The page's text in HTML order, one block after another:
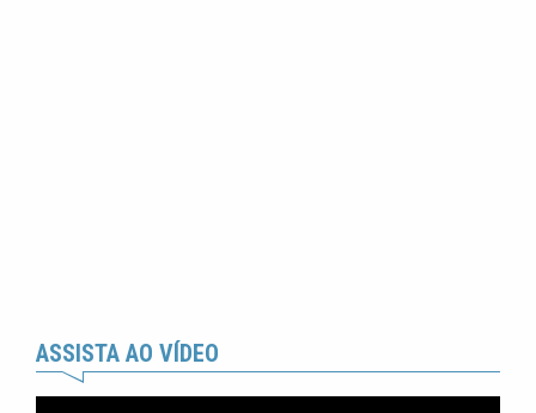
ASSISTA AO VÍDEO